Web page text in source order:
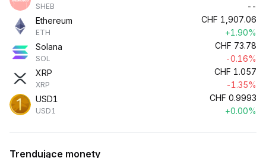
SHEB
--
Ethereum
ETH
CHF 1,907.06
+1.90%
Solana
SOL
CHF 73.78
-0.16%
XRP
XRP
CHF 1.057
-1.35%
USD1
USD1
CHF 0.9993
+0.00%
Trendujące monety